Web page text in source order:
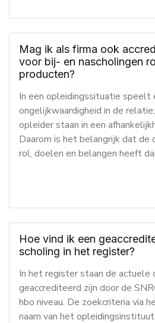
Mag ik als firma ook
voor bij- en nascholingen
producten?
In een opleidingssituatie speelt
ongelijkwaardigheid in de
opleider staan in een
Daarom is het belangrijk dat de
rol, doelen en belangen heeft
Hoe vind ik een
scholing in het register?
In het register staan de actuele
geaccrediteerd zijn door de
hbo niveau. De zoekcriteria via
naam van het